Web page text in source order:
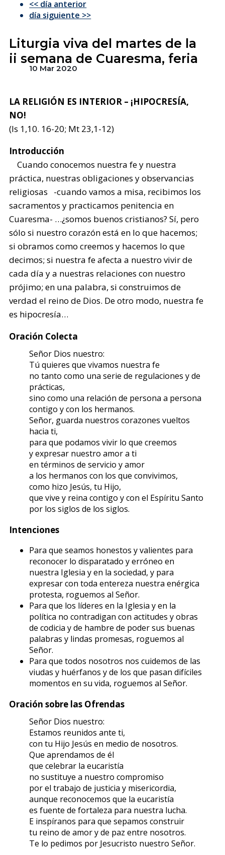
<< día anterior
día siguiente >>
Liturgia viva del martes de la
ii semana de Cuaresma, feria
10 Mar 2020
LA RELIGIÓN ES INTERIOR – ¡HIPOCRESÍA,
NO!
(Is 1,10. 16-20; Mt 23,1-12)
Introducción
Cuando conocemos nuestra fe y nuestra
práctica, nuestras obligaciones y observancias
religiosas -cuando vamos a misa, recibimos los
sacramentos y practicamos penitencia en
Cuaresma- …¿somos buenos cristianos? Sí, pero
sólo si nuestro corazón está en lo que hacemos;
si obramos como creemos y hacemos lo que
decimos; si nuestra fe afecta a nuestro vivir de
cada día y a nuestras relaciones con nuestro
prójimo; en una palabra, si construimos de
verdad el reino de Dios. De otro modo, nuestra fe
es hipocresía…
Oración Colecta
Señor Dios nuestro:
Tú quieres que vivamos nuestra fe
no tanto como una serie de regulaciones y de
prácticas,
sino como una relación de persona a persona
contigo y con los hermanos.
Señor, guarda nuestros corazones vueltos
hacia ti,
para que podamos vivir lo que creemos
y expresar nuestro amor a ti
en términos de servicio y amor
a los hermanos con los que convivimos,
como hizo Jesús, tu Hijo,
que vive y reina contigo y con el Espíritu Santo
por los siglos de los siglos.
Intenciones
Para que seamos honestos y valientes para
reconocer lo disparatado y erróneo en
nuestra Iglesia y en la sociedad, y para
expresar con toda entereza nuestra enérgica
protesta, roguemos al Señor.
Para que los líderes en la Iglesia y en la
política no contradigan con actitudes y obras
de codicia y de hambre de poder sus buenas
palabras y lindas promesas, roguemos al
Señor.
Para que todos nosotros nos cuidemos de las
viudas y huérfanos y de los que pasan difíciles
momentos en su vida, roguemos al Señor.
Oración sobre las Ofrendas
Señor Dios nuestro:
Estamos reunidos ante ti,
con tu Hijo Jesús en medio de nosotros.
Que aprendamos de él
que celebrar la eucaristía
no sustituye a nuestro compromiso
por el trabajo de justicia y misericordia,
aunque reconocemos que la eucaristía
es fuente de fortaleza para nuestra lucha.
E inspíranos para que sepamos construir
tu reino de amor y de paz entre nosotros.
Te lo pedimos por Jesucristo nuestro Señor.